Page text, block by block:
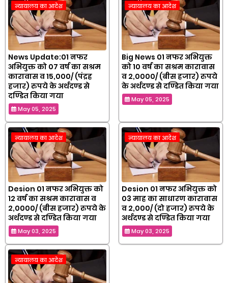
न्यायालय का आदेश
News Update:01 नफर
अभियुक्त को 07 वर्ष का सश्रम
कारावास व 15,000/ (पंद्रह
हजार) रुपये के अर्थदण्ड से
दण्डित किया गया
May 05, 2025
न्यायालय का आदेश
Big News 01 नफर अभियुक्त
को 10 वर्ष का सश्रम कारावास
व 2,0000/ (बीस हजार) रुपये
के अर्थदण्ड से दण्डित किया गया
May 05, 2025
न्यायालय का आदेश
Desion 01 नफर अभियुक्त को
12 वर्ष का सश्रम कारावास व
2,0000/ (बीस हजार) रुपये के
अर्थदण्ड से दण्डित किया गया
May 03, 2025
न्यायालय का आदेश
Desion 01 नफर अभियुक्त को
03 माह का साधारण कारावास
व 2,000/ (दो हजार) रुपये के
अर्थदण्ड से दण्डित किया गया
May 03, 2025
न्यायालय का आदेश